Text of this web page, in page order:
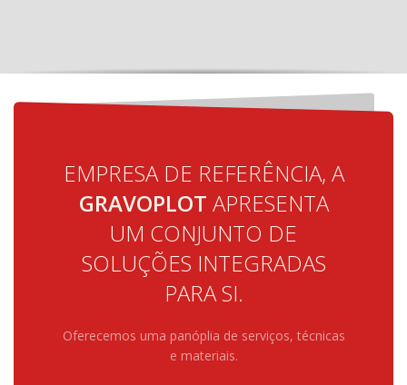
EMPRESA DE REFERÊNCIA, A
GRAVOPLOT APRESENTA
UM CONJUNTO DE
SOLUÇÕES INTEGRADAS
PARA SI.
Oferecemos uma panóplia de serviços, técnicas
e materiais.